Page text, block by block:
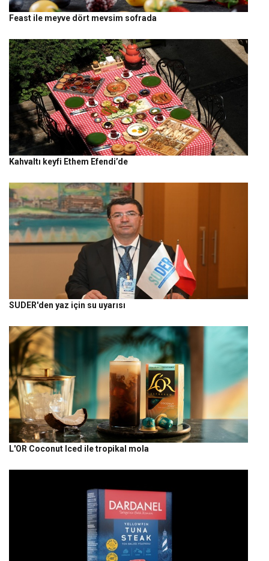
Feast ile meyve dört mevsim sofrada
Kahvaltı keyfi Ethem Efendi’de
SUDER'den yaz için su uyarısı
L'OR Coconut Iced ile tropikal mola